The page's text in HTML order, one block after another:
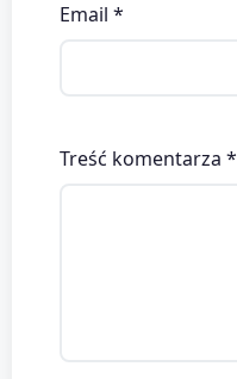
Email *
Treść komentarza *